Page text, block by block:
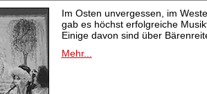
Im Osten unvergessen, im
gab es höchst erfolgreiche
Einige davon sind über
Mehr...